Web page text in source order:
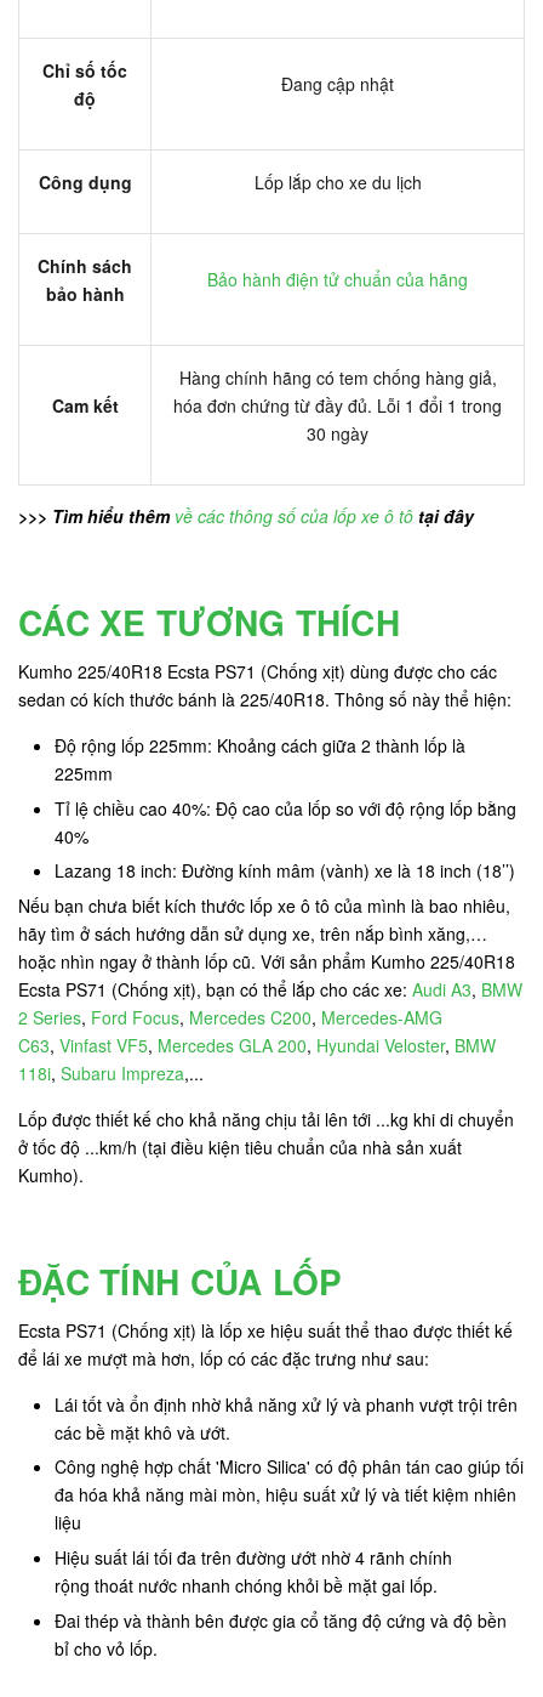
Chỉ số tốc
độ
Đang cập nhật
Công dụng Lốp lắp cho xe du lịch
Chính sách
bảo hành
Bảo hành điện tử chuẩn của hãng
Cam kết
Hàng chính hãng có tem chống hàng giả,
hóa đơn chứng từ đầy đủ. Lỗi 1 đổi 1 trong
30 ngày
>>> Tìm hiểu thêm về các thông số của lốp xe ô tô tại đây
CÁC XE TƯƠNG THÍCH
Kumho 225/40R18 Ecsta PS71 (Chống xịt) dùng được cho các
sedan có kích thước bánh là 225/40R18. Thông số này thể hiện:
Độ rộng lốp 225mm: Khoảng cách giữa 2 thành lốp là
225mm
Tỉ lệ chiều cao 40%: Độ cao của lốp so với độ rộng lốp bằng
40%
Lazang 18 inch: Đường kính mâm (vành) xe là 18 inch (18’’)
Nếu bạn chưa biết kích thước lốp xe ô tô của mình là bao nhiêu,
hãy tìm ở sách hướng dẫn sử dụng xe, trên nắp bình xăng,…
hoặc nhìn ngay ở thành lốp cũ. Với sản phẩm Kumho 225/40R18
Ecsta PS71 (Chống xịt), bạn có thể lắp cho các xe: Audi A3, BMW
2 Series, Ford Focus, Mercedes C200, Mercedes-AMG
C63, Vinfast VF5, Mercedes GLA 200, Hyundai Veloster, BMW
118i, Subaru Impreza,...
Lốp được thiết kế cho khả năng chịu tải lên tới ...kg khi di chuyển
ở tốc độ ...km/h (tại điều kiện tiêu chuẩn của nhà sản xuất
Kumho).
ĐẶC TÍNH CỦA LỐP
Ecsta PS71 (Chống xịt) là lốp xe hiệu suất thể thao được thiết kế
để lái xe mượt mà hơn, lốp có các đặc trưng như sau:
Lái tốt và ổn định nhờ khả năng xử lý và phanh vượt trội trên
các bề mặt khô và ướt.
Công nghệ hợp chất 'Micro Silica' có độ phân tán cao giúp tối
đa hóa khả năng mài mòn, hiệu suất xử lý và tiết kiệm nhiên
liệu
Hiệu suất lái tối đa trên đường ướt nhờ 4 rãnh chính
rộng thoát nước nhanh chóng khỏi bề mặt gai lốp.
Đai thép và thành bên được gia cổ tăng độ cứng và độ bền
bỉ cho vỏ lốp.